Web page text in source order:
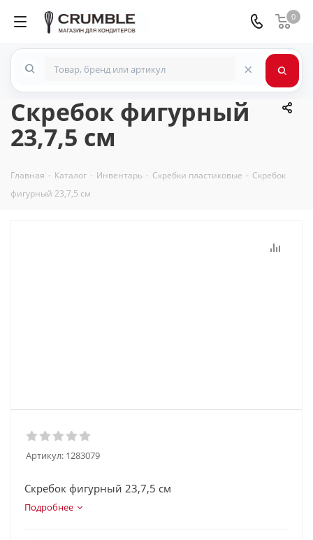
0
×
Скребок фигурный
23,7,5 см
Главная - Каталог - Инвентарь - Скребки пластиковые - Скребок
фигурный 23,7,5 см
Артикул: 1283079
Скребок фигурный 23,7,5 см
Подробнее